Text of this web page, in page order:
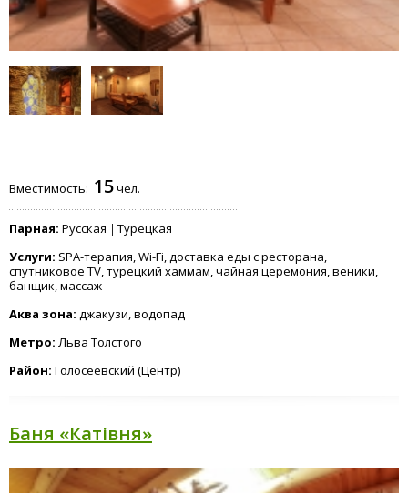
Вместимость: 15чел.
Парная: Русская
Турецкая
Услуги: SPA-терапия, Wi-Fi, доставка еды с ресторана,
спутниковое TV, турецкий хаммам, чайная церемония, веники,
банщик, массаж
Аква зона: джакузи, водопад
Метро: Льва Толстого
Район: Голосеевский (Центр)
Баня «Катівня»